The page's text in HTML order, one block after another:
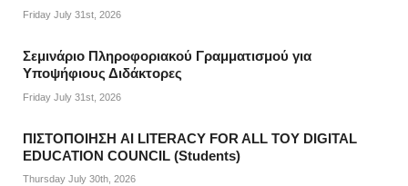
Friday July 31st, 2026
Σεμινάριο Πληροφοριακού Γραμματισμού για
Υποψήφιους Διδάκτορες
Friday July 31st, 2026
ΠΙΣΤΟΠΟΙΗΣΗ AI LITERACY FOR ALL ΤΟΥ DIGITAL
EDUCATION COUNCIL (Students)
Thursday July 30th, 2026